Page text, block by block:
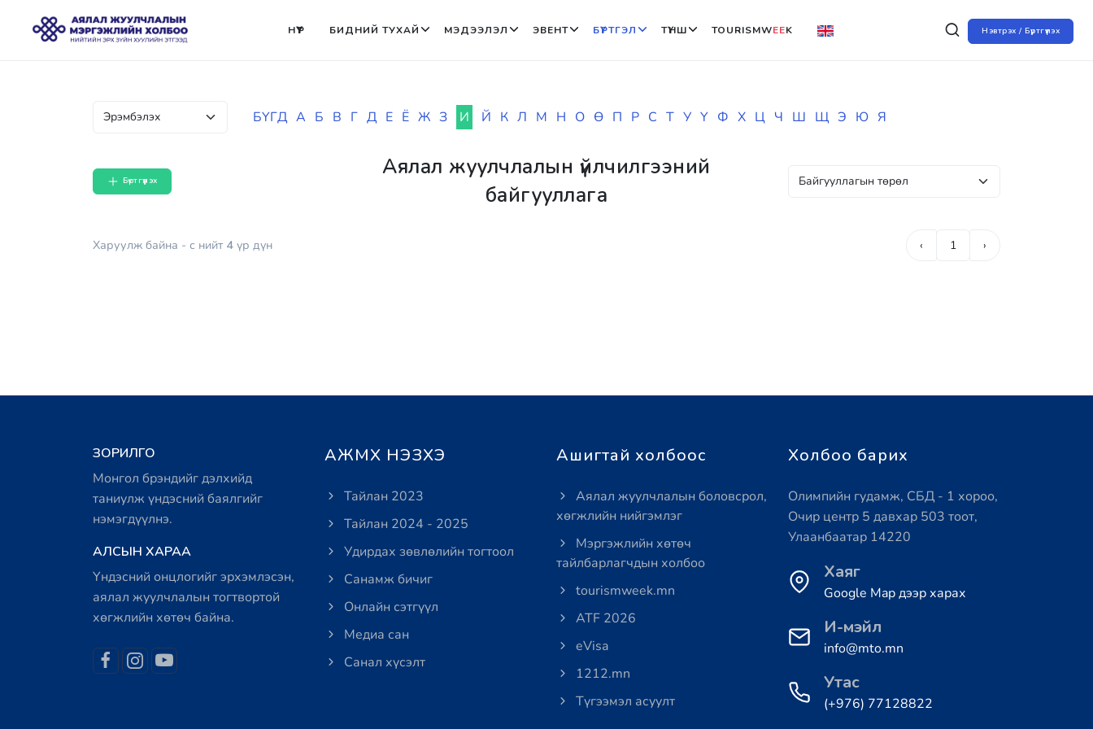
Нэвтрэх / Бүртгүүлэх
НҮҮР БИДНИЙ ТУХАЙ МЭДЭЭЛЭЛ ЭВЕНТ БҮРТГЭЛ ТҮНШ TOURISMWEEK
БҮГД А Б В Г Д Е Ё Ж З И Й К Л М Н О Ө П Р С Т У Ү Ф Х Ц Ч Ш Щ Э Ю Я
Бүртгүүлэх
Аялал жуулчлалын үйлчилгээний
байгууллага
Харуулж байна - с нийт 4 үр дүн ‹ 1 ›
ЗОРИЛГО
Монгол брэндийг дэлхийд
таниулж үндэсний баялгийг
нэмэгдүүлнэ.
АЛСЫН ХАРАА
Үндэсний онцлогийг эрхэмлэсэн,
аялал жуулчлалын тогтвортой
хөгжлийн хөтөч байна.
АЖМХ НЭЗХЭ
Тайлан 2023
Тайлан 2024 - 2025
Удирдах зөвлөлийн тогтоол
Санамж бичиг
Онлайн сэтгүүл
Медиа сан
Санал хүсэлт
Ашигтай холбоос
Аялал жуулчлалын боловсрол,
хөгжлийн нийгэмлэг
Мэргэжлийн хөтөч
тайлбарлагчдын холбоо
tourismweek.mn
ATF 2026
eVisa
1212.mn
Түгээмэл асуулт
Холбоо барих
Олимпийн гудамж, СБД - 1 хороо,
Очир центр 5 давхар 503 тоот,
Улаанбаатар 14220
Хаяг
Google Map дээр харах
И-мэйл
info@mto.mn
Утас
(+976) 77128822